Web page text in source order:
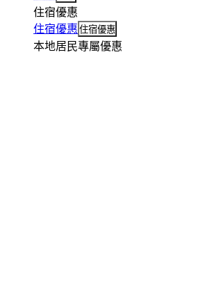
住宿優惠
住宿優惠 住宿優惠
本地居民專屬優惠